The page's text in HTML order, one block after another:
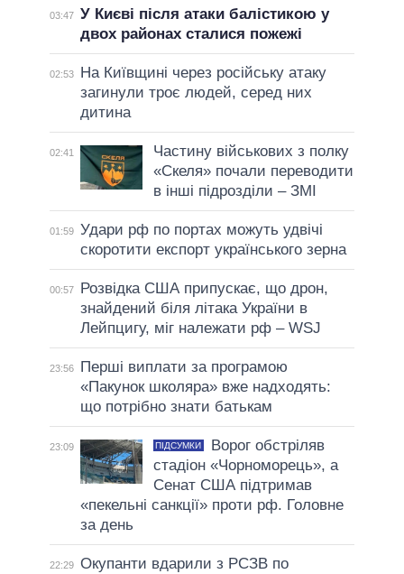
03:47 У Києві після атаки балістикою у
двох районах сталися пожежі
02:53
На Київщині через російську атаку
загинули троє людей, серед них
дитина
02:41
Частину військових з полку
«Скеля» почали переводити
в інші підрозділи – ЗМІ
01:59 Удари рф по портах можуть удвічі
скоротити експорт українського зерна
00:57
Розвідка США припускає, що дрон,
знайдений біля літака України в
Лейпцигу, міг належати рф – WSJ
23:56
Перші виплати за програмою
«Пакунок школяра» вже надходять:
що потрібно знати батькам
23:09 ПІДСУМКИ
Ворог обстріляв
стадіон «Чорноморець», а
Сенат США підтримав
«пекельні санкції» проти рф. Головне
за день
22:29 Окупанти вдарили з РСЗВ по